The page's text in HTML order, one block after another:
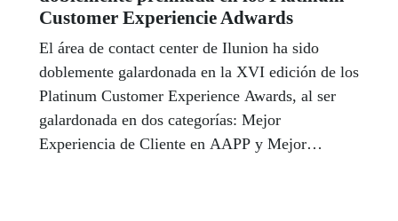
Customer Experiencie Adwards
El área de contact center de Ilunion ha sido
doblemente galardonada en la XVI edición de los
Platinum Customer Experience Awards, al ser
galardonada en dos categorías: Mejor
Experiencia de Cliente en AAPP y Mejor